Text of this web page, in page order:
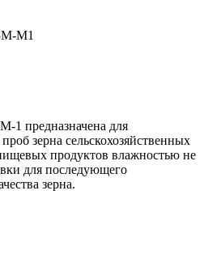
М1
1 предназначена для
зерна сельскохозяйственных
продуктов влажностью не
для последующего
зерна.